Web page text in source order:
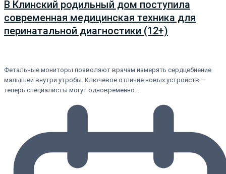
В Клинский родильный дом поступила
современная медицинская техника для
перинатальной диагностики (12+)
Фетальные мониторы позволяют врачам измерять сердцебиение
малышей внутри утробы. Ключевое отличие новых устройств —
теперь специалисты могут одновременно…